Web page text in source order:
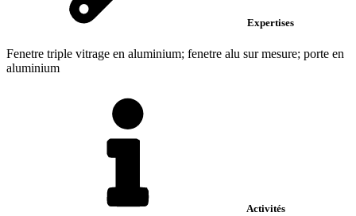
Expertises
Fenetre triple vitrage en aluminium; fenetre alu sur mesure; porte en
aluminium
Activités